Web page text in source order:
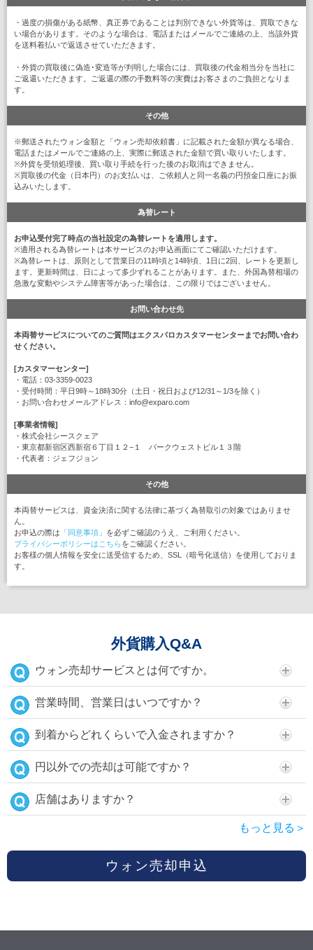
・過度の損傷がある紙幣、真正券であることは判別できない外貨等は、買取できな
い場合があります。そのような場合は、電話またはメールでご連絡の上、当該外貨
を送料着払いで返送させていただきます。
・外貨の買取後に偽造･変造等が判明した場合には、買取後の代金相当分を当社に
ご返還いただきます。ご返還の際の手数料等の実費はお客さまのご負担となりま
す。
その他
※郵送されたウォン金額と「ウォン売却依頼書」に記載された金額が異なる場合、
電話またはメールでご連絡の上、実際に郵送された金額で買い取りいたします。
※外貨を受領処理後、買い取り手続を行った後のお取消はできません。
※買取後の代金（日本円）のお支払いは、ご依頼人と同一名義の円預金口座にお振
込みいたします。
為替レート
お申込受付完了時点の当社設定の為替レートを適用します。
※適用される為替レートは本サービスのお申込画面にてご確認いただけます。
※為替レートは、原則として営業日の11時頃と14時頃、1日に2回、レートを更新し
ます。更新時間は、日によって多少ずれることがあります。また、外国為替相場の
急激な変動やシステム障害等があった場合は、この限りではございません。
お問い合わせ先
本両替サービスについてのご質問はエクスパロカスタマーセンターまでお問い合わ
せください。
[カスタマーセンター]
・電話：03-3359-0023
・受付時間：平日9時～18時30分（土日・祝日および12/31～1/3を除く）
・お問い合わせメールアドレス：info@exparo.com
[事業者情報]
・株式会社シースクェア
・東京都新宿区西新宿６丁目１２−１ パークウェストビル１３階
・代表者：ジェフジョン
その他
本両替サービスは、資金決済に関する法律に基づく為替取引の対象ではありませ
ん。
お申込の際は 「同意事項」 を必ずご確認のうえ、ご利用ください。
プライバシーポリシーはこちらをご確認ください。
お客様の個人情報を安全に送受信するため、SSL（暗号化送信）を使用しておりま
す。
外貨購入Q&A
ウォン売却サービスとは何ですか。
営業時間、営業日はいつですか？
到着からどれくらいで入金されますか？
円以外での売却は可能ですか？
店舗はありますか？
もっと見る＞
ウォン売却申込